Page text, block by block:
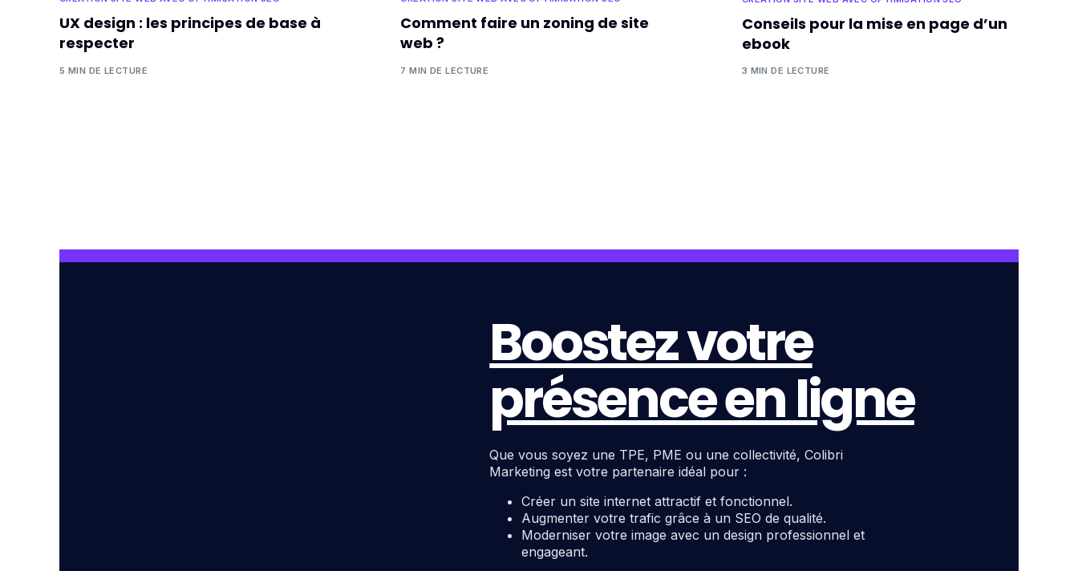
UX design : les principes de base à
respecter
5 MIN DE LECTURE
Comment faire un zoning de site
web ?
7 MIN DE LECTURE
Conseils pour la mise en page d’un
ebook
3 MIN DE LECTURE
Boostez votre
présence en ligne
Que vous soyez une TPE, PME ou une collectivité, Colibri
Marketing est votre partenaire idéal pour :
Créer un site internet attractif et fonctionnel.
Augmenter votre trafic grâce à un SEO de qualité.
Moderniser votre image avec un design professionnel et
engageant.